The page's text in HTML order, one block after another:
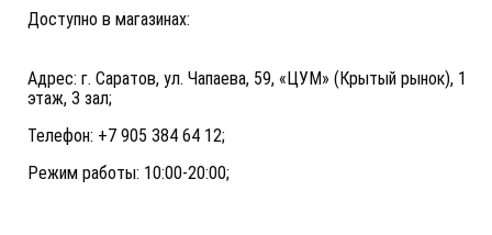
Доступно в магазинах:
Адрес: г. Саратов, ул. Чапаева, 59, «ЦУМ» (Крытый рынок), 1
этаж, 3 зал;
Телефон: +7 905 384 64 12;
Режим работы: 10:00-20:00;